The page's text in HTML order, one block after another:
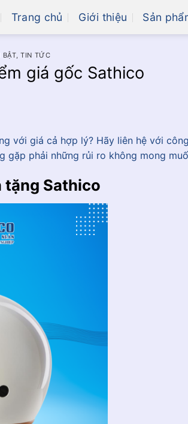
Trang chủ Giới thiệu Sản
BẬT,TIN TỨC
giá gốc Sathico
với giá cả hợp lý? Hãy liên hệ với
gặp phải những rủi ro không mong
tặng Sathico